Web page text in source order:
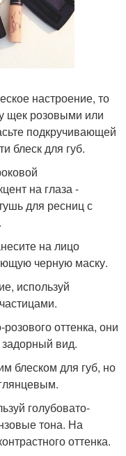
настроение, то
щек розовыми или
подкручивающей
блеск для губ.
на глаза -
для ресниц с
на лицо
черную маску.
используй
оттенка, они
задорный вид.
блеском для губ, но
голубовато-
тона. На
оттенка.